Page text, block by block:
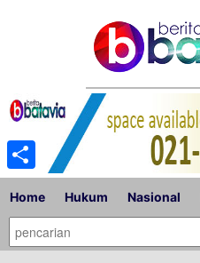
Home Hukum Nasional
Share